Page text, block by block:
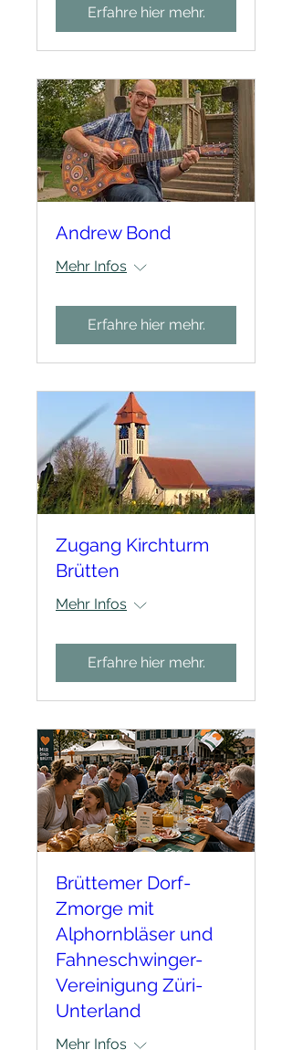
Erfahre hier mehr.
Andrew Bond
Mehr Infos
Erfahre hier mehr.
Zugang Kirchturm
Brütten
Mehr Infos
Erfahre hier mehr.
Brüttemer Dorf-
Zmorge mit
Alphornbläser und
Fahneschwinger-
Vereinigung Züri-
Unterland
Mehr Infos